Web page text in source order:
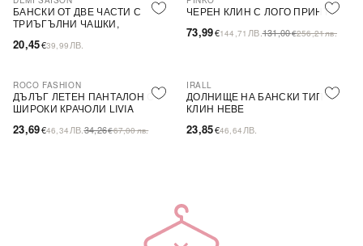
БАНСКИ ОТ ДВЕ ЧАСТИ С
ТРИЪГЪЛНИ ЧАШКИ,
20,45€39,99 ЛВ.
-44%
ЧЕРЕН КЛИН С ЛОГО ПРИНТ
73,99€144,71 ЛВ.131,00€256,21лв.
-31%
ROCO FASHION
ДЪЛЪГ ЛЕТЕН ПАНТАЛОН С
ШИРОКИ КРАЧОЛИ LIVIA
23,69€46,34 ЛВ.34,26€67,00лв.
IRALL
ДОЛНИЩЕ НА БАНСКИ ТИП
КЛИН HEBE
23,85€46,64 ЛВ.